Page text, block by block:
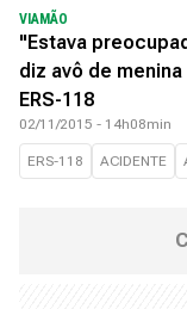
VIAMÃO
"Estava
diz avô de
ERS-118
02/11/2015 - 14h08min
ERS-118 ACIDENTE